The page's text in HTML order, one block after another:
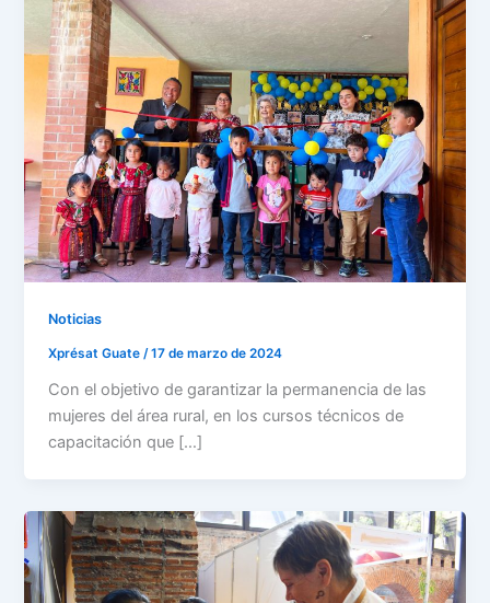
Noticias
Xprésat Guate/17 de marzo de 2024
Con el objetivo de garantizar la permanencia de las
mujeres del área rural, en los cursos técnicos de
capacitación que […]